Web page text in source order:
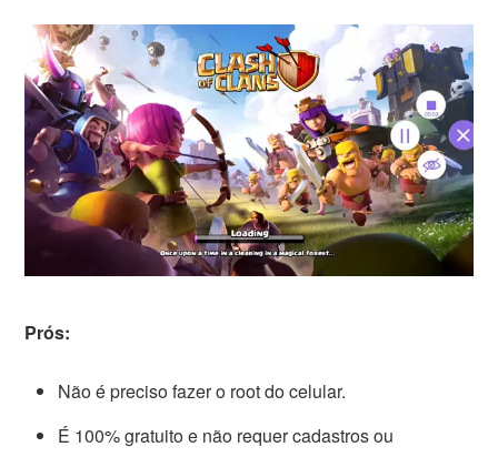
Prós:
Não é preciso fazer o root do celular.
É 100% gratuito e não requer cadastros ou